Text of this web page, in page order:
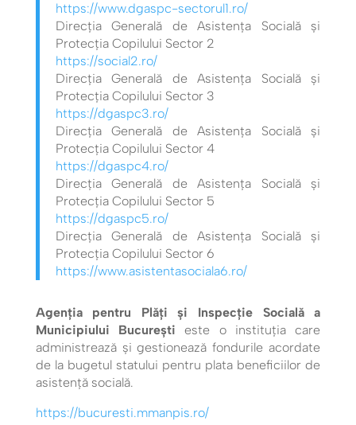
https://www.dgaspc-sectorul1.ro/
Direcţia Generală de Asistenţa Socială şi
Protecţia Copilului Sector 2
https://social2.ro/
Direcţia Generală de Asistenţa Socială şi
Protecţia Copilului Sector 3
https://dgaspc3.ro/
Direcţia Generală de Asistenţa Socială şi
Protecţia Copilului Sector 4
https://dgaspc4.ro/
Direcţia Generală de Asistenţa Socială şi
Protecţia Copilului Sector 5
https://dgaspc5.ro/
Direcţia Generală de Asistenţa Socială şi
Protecţia Copilului Sector 6
https://www.asistentasociala6.ro/
Agenţia pentru Plăţi şi Inspecţie Socială a
Municipiului Bucureşti este o instituţia care
administrează și gestionează fondurile acordate
de la bugetul statului pentru plata beneficiilor de
asistenţă socială.
https://bucuresti.mmanpis.ro/